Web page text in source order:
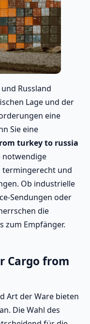
Russland
Lage und der
eine
Sie eine
turkey to russia
notwendige
termingerecht und
Ob industrielle
Sendungen oder
die
zum Empfänger.
Cargo from
Art der Ware bieten
Die Wahl des